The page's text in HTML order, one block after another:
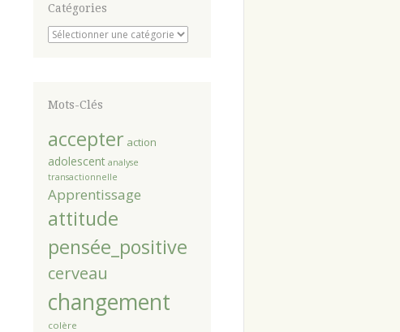
Catégories
Catégories
Mots-Clés
accepter action
adolescent analyse
transactionnelle
Apprentissage
attitude
pensée_positive
cerveau
changement
colère